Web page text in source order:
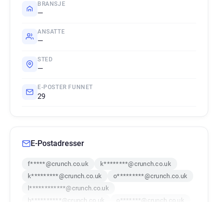
BRANSJE
—
ANSATTE
—
STED
—
E-POSTER FUNNET
29
E-Postadresser
f*****@crunch.co.uk
k********@crunch.co.uk
k*********@crunch.co.uk
o*********@crunch.co.uk
l************@crunch.co.uk
h**********@crunch.co.uk
o*******@crunch.co.uk